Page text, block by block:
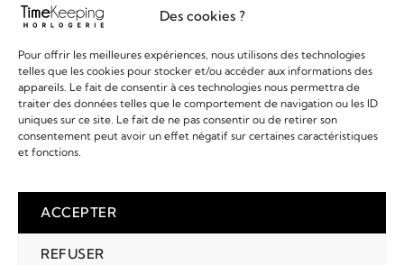
Des cookies ?
Pour offrir les meilleures expériences, nous utilisons des technologies
telles que les cookies pour stocker et/ou accéder aux informations des
appareils. Le fait de consentir à ces technologies nous permettra de
traiter des données telles que le comportement de navigation ou les ID
uniques sur ce site. Le fait de ne pas consentir ou de retirer son
consentement peut avoir un effet négatif sur certaines caractéristiques
et fonctions.
ACCEPTER
REFUSER
02 31 47 49 97
contact@timekeeping.fr
Liens utiles
2026 © TIMEKEEPING - Réalisé par